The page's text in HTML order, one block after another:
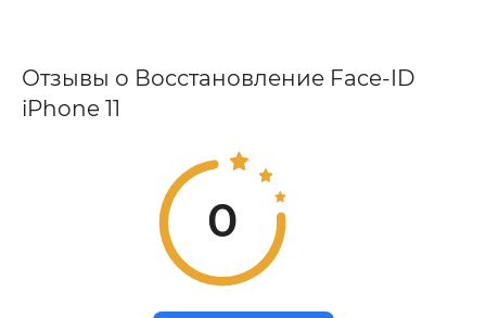
Отзывы о Восстановление Face-ID
iPhone 11
0